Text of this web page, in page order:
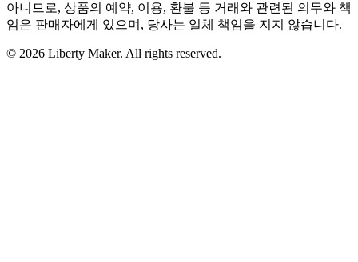
아니므로, 상품의 예약, 이용, 환불 등 거래와 관련된 의무와 책
임은 판매자에게 있으며, 당사는 일체 책임을 지지 않습니다.
© 2026 Liberty Maker. All rights reserved.